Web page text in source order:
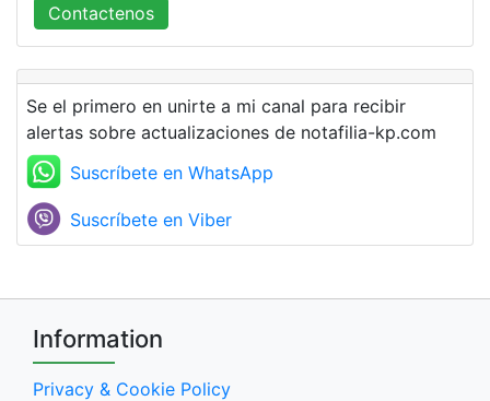
Contactenos
Se el primero en unirte a mi canal para recibir
alertas sobre actualizaciones de notafilia-kp.com
Suscríbete en WhatsApp
Suscríbete en Viber
Information
Privacy & Cookie Policy